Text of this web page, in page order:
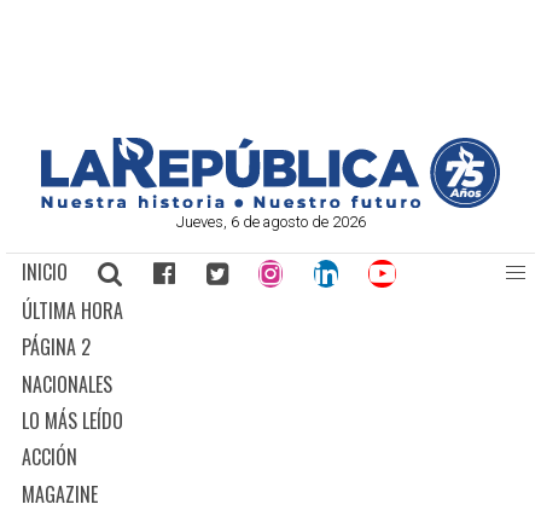
Jueves, 6 de agosto de 2026
INICIO
ÚLTIMA HORA
PÁGINA 2
NACIONALES
LO MÁS LEÍDO
ACCIÓN
MAGAZINE